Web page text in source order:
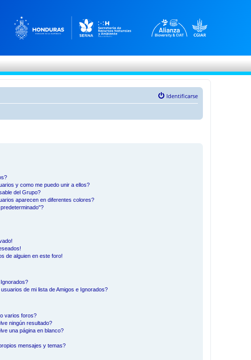
Identificarse
y como me puedo unir a ellos?
del Grupo?
aparecen en diferentes colores?
de alguien en este foro!
de mi lista de Amigos e Ignorados?
varios foros?
ningún resultado?
una página en blanco?
mensajes y temas?